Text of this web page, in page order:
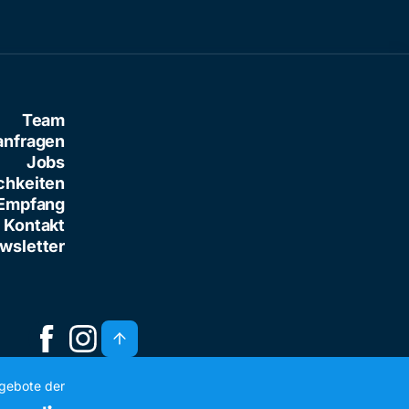
Team
Jobs
Kontakt
der